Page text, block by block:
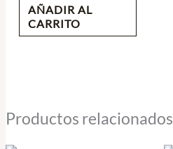
AÑADIR AL
CARRITO
Productos relacionados